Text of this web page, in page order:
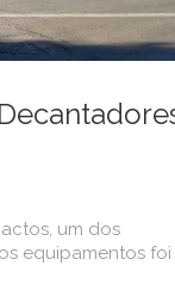
um dos
equipamentos foi